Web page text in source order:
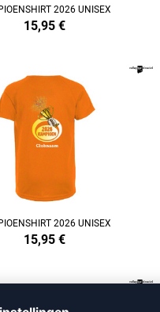
2026 UNISEX
15,95 €
2026 UNISEX
15,95 €